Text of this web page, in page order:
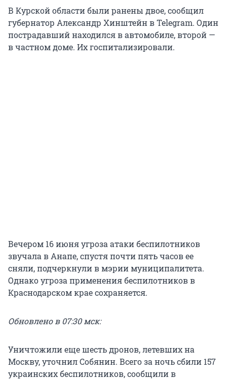
В Курской области были ранены двое, сообщил
губернатор Александр Хинштейн в Telegram. Один
пострадавший находился в автомобиле, второй —
в частном доме. Их госпитализировали.
Вечером 16 июня угроза атаки беспилотников
звучала в Анапе, спустя почти пять часов ее
сняли, подчеркнули в мэрии муниципалитета.
Однако угроза применения беспилотников в
Краснодарском крае сохраняется.
Обновлено в 07:30 мск:
Уничтожили еще шесть дронов, летевших на
Москву, уточнил Собянин. Всего за ночь сбили 157
украинских беспилотников, сообщили в